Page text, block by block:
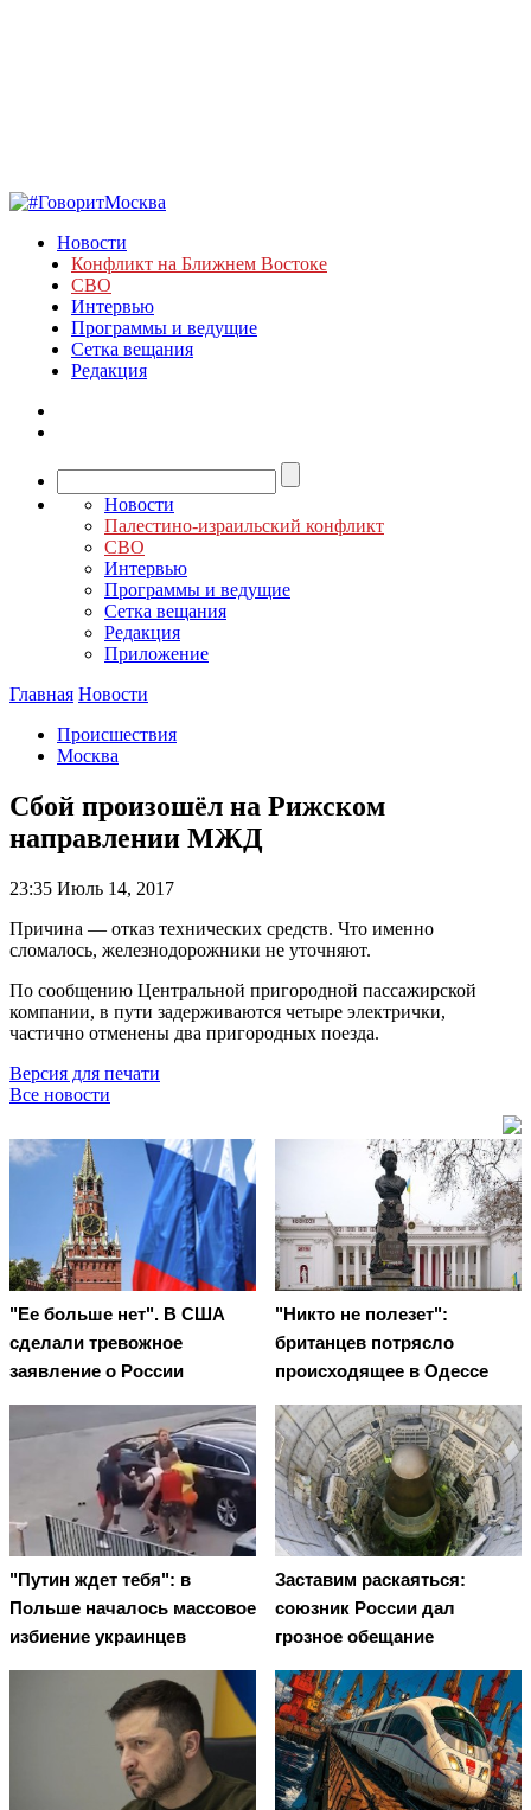
Новости
Конфликт на Ближнем Востоке
СВО
Интервью
Программы и ведущие
Сетка вещания
Редакция
Новости
Палестино-израильский конфликт
СВО
Интервью
Программы и ведущие
Сетка вещания
Редакция
Приложение
Главная Новости
Происшествия
Москва
Сбой произошёл на Рижском
направлении МЖД
23:35 Июль 14, 2017
Причина — отказ технических средств. Что именно
сломалось, железнодорожники не уточняют.
По сообщению Центральной пригородной пассажирской
компании, в пути задерживаются четыре электрички,
частично отменены два пригородных поезда.
Версия для печати
Все новости
"Ее больше нет". В США
сделали тревожное
заявление о России
"Никто не полезет":
британцев потрясло
происходящее в Одессе
"Путин ждет тебя": в
Польше началось массовое
избиение украинцев
Заставим раскаяться:
союзник России дал
грозное обещание